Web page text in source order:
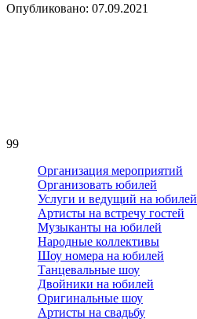
Опубликовано: 07.09.2021
99
Организация мероприятий
Организовать юбилей
Услуги и ведущий на юбилей
Артисты на встречу гостей
Музыканты на юбилей
Народные коллективы
Шоу номера на юбилей
Танцевальные шоу
Двойники на юбилей
Оригинальные шоу
Артисты на свадьбу